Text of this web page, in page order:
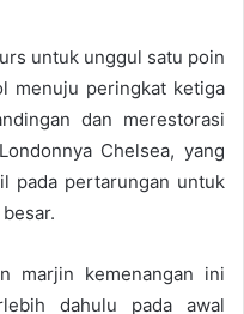
untuk unggul satu poin
menuju peringkat ketiga
dan merestorasi
Chelsea, yang
pada pertarungan untuk
marjin kemenangan ini
dahulu pada awal